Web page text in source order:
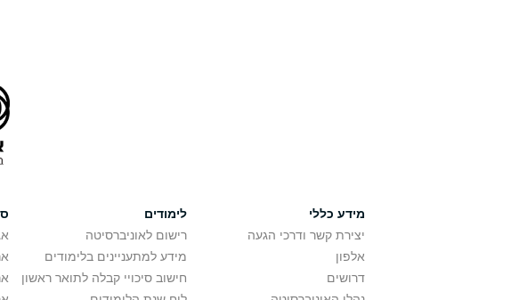
מידע כללי
יצירת קשר ודרכי הגעה
אלפון
דרושים
לימודים
רישום לאוניברסיטה
מידע למתעניינים בלימודים
חישוב סיכויי קבלה לתואר ראשון